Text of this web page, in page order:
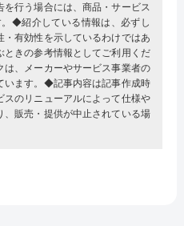
行う場合には、商品・サービス
◆紹介している情報は、必ずし
・有効性を示しているわけではあ
ときの参考情報としてご利用くだ
、メーカーやサービス事業者の
います。◆記事内容は記事作成時
のリニューアルによって仕様や
販売・提供が中止されている場